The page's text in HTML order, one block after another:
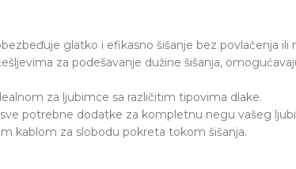
glatko i efikasno šišanje bez povlačenja ili
za podešavanje dužine šišanja,
za ljubimce sa različitim tipovima dlake.
potrebne dodatke za kompletnu negu vašeg
kablom za slobodu pokreta tokom šišanja.